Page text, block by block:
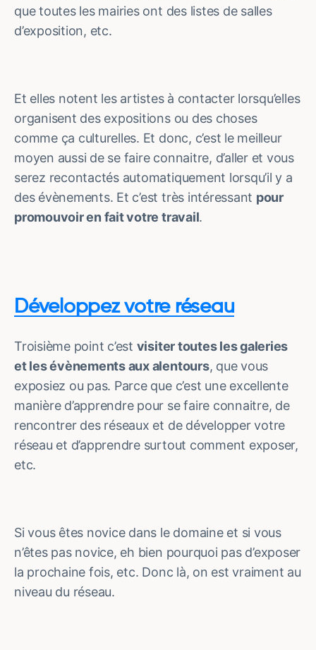
que toutes les mairies ont des listes de salles
d’exposition, etc.
Et elles notent les artistes à contacter lorsqu’elles
organisent des expositions ou des choses
comme ça culturelles. Et donc, c’est le meilleur
moyen aussi de se faire connaitre, d’aller et vous
serez recontactés automatiquement lorsqu’il y a
des évènements. Et c’est très intéressant pour
promouvoir en fait votre travail.
Développez votre réseau
Troisième point c’est visiter toutes les galeries
et les évènements aux alentours, que vous
exposiez ou pas. Parce que c’est une excellente
manière d’apprendre pour se faire connaitre, de
rencontrer des réseaux et de développer votre
réseau et d’apprendre surtout comment exposer,
etc.
Si vous êtes novice dans le domaine et si vous
n’êtes pas novice, eh bien pourquoi pas d’exposer
la prochaine fois, etc. Donc là, on est vraiment au
niveau du réseau.